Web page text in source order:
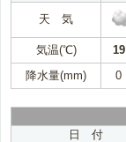
天 気
気温(℃) 19
降水量(mm)
0
日 付